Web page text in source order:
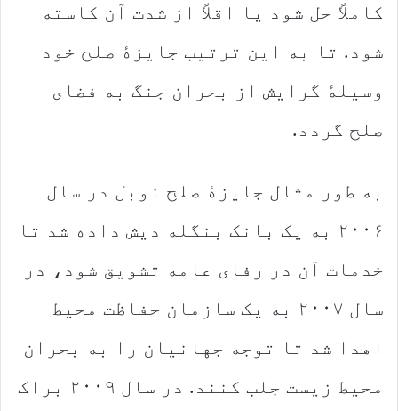
کاملاً حل شود یا اقلاً از شدت آن کاسته
شود. تا به این ترتیب جایزهٔ صلح خود
وسیلهٔ گرایش از بحران جنگ به فضای
صلح گردد.
به طور مثال جایزهٔ صلح نوبل در سال
۲۰۰۶ به یک بانک بنگله دیش داده شد تا
خدمات آن در رفای عامه تشویق شود، در
سال ۲۰۰۷ به یک سازمان حفاظت محیط
اهدا شد تا توجه جهانیان را به بحران
محیط زیست جلب کنند. در سال ۲۰۰۹ براک